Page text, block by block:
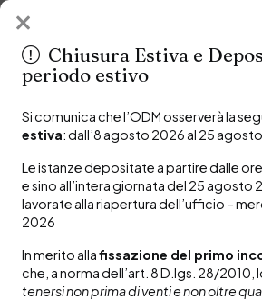
Organismo di Mediazione
Ordine Avvocati Modena
Organismo di mediazione n.389
dell’Ordine degli avvocati di Modena
Via San Giovanni del Cantone, 28, 41121
Tel:059/4270505
Orari di ricevimento telefonico
lunedì e mercoledì dalle 14.00 alle 16.00
Email:
Pec:
Monitora una mediazione arrow_outward
Chiusura Estiva e
periodo estivo
Si comunica che l’ODM osserverà la
estiva: dall’8 agosto 2026 al 25
Le istanze depositate a partire dalle
e sino all’intera giornata del 25 agosto
lavorate alla riapertura dell’ufficio –
2026
In merito allafissazione del primo
che, a norma dell’art. 8 D.lgs. 28/2010,
tenersi non prima di venti e non oltre